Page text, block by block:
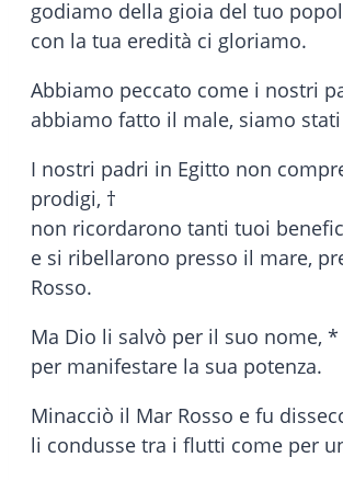
godiamo della gioia del tuo
con la tua eredità ci gloriamo.
Abbiamo peccato come i nostri
abbiamo fatto il male, siamo
I nostri padri in Egitto non
prodigi, †
non ricordarono tanti tuoi
e si ribellarono presso il mare,
Rosso.
Ma Dio li salvò per il suo nome, *
per manifestare la sua potenza.
Minacciò il Mar Rosso e fu
li condusse tra i flutti come per